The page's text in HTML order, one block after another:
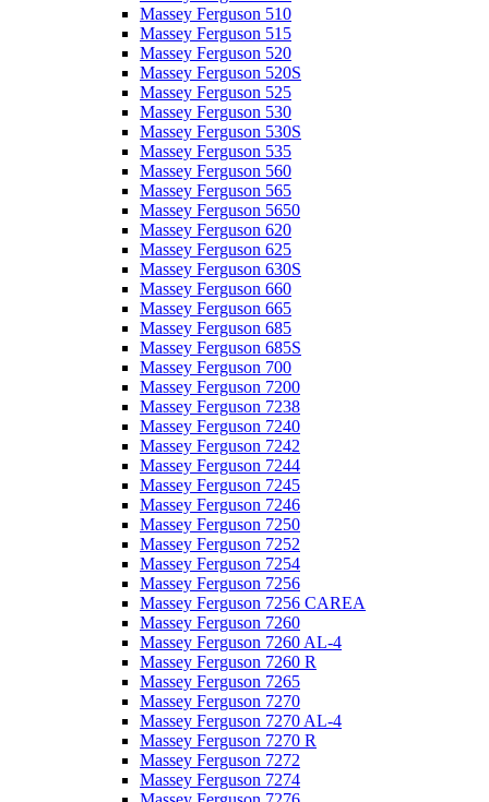
Massey Ferguson 510
Massey Ferguson 515
Massey Ferguson 520
Massey Ferguson 520S
Massey Ferguson 525
Massey Ferguson 530
Massey Ferguson 530S
Massey Ferguson 535
Massey Ferguson 560
Massey Ferguson 565
Massey Ferguson 5650
Massey Ferguson 620
Massey Ferguson 625
Massey Ferguson 630S
Massey Ferguson 660
Massey Ferguson 665
Massey Ferguson 685
Massey Ferguson 685S
Massey Ferguson 700
Massey Ferguson 7200
Massey Ferguson 7238
Massey Ferguson 7240
Massey Ferguson 7242
Massey Ferguson 7244
Massey Ferguson 7245
Massey Ferguson 7246
Massey Ferguson 7250
Massey Ferguson 7252
Massey Ferguson 7254
Massey Ferguson 7256
Massey Ferguson 7256 CAREA
Massey Ferguson 7260
Massey Ferguson 7260 AL-4
Massey Ferguson 7260 R
Massey Ferguson 7265
Massey Ferguson 7270
Massey Ferguson 7270 AL-4
Massey Ferguson 7270 R
Massey Ferguson 7272
Massey Ferguson 7274